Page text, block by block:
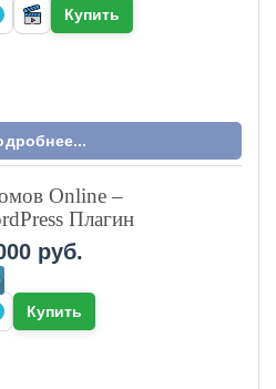
Купить
Online –
Плагин
руб.
Купить